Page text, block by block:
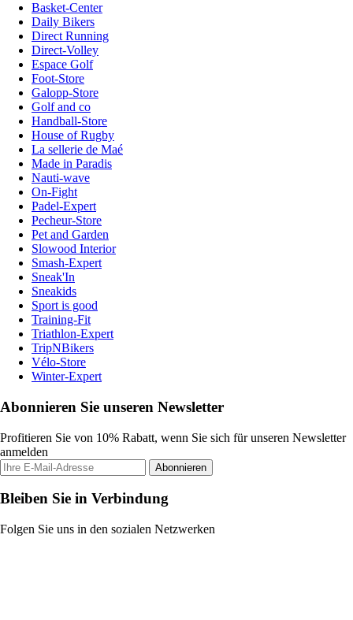
Basket-Center
Daily Bikers
Direct Running
Direct-Volley
Espace Golf
Foot-Store
Galopp-Store
Golf and co
Handball-Store
House of Rugby
La sellerie de Maé
Made in Paradis
Nauti-wave
On-Fight
Padel-Expert
Pecheur-Store
Pet and Garden
Slowood Interior
Smash-Expert
Sneak'In
Sneakids
Sport is good
Training-Fit
Triathlon-Expert
TripNBikers
Vélo-Store
Winter-Expert
Abonnieren Sie unseren Newsletter
Profitieren Sie von 10% Rabatt, wenn Sie sich für unseren Newsletter
anmelden
Abonnieren
Bleiben Sie in Verbindung
Folgen Sie uns in den sozialen Netzwerken